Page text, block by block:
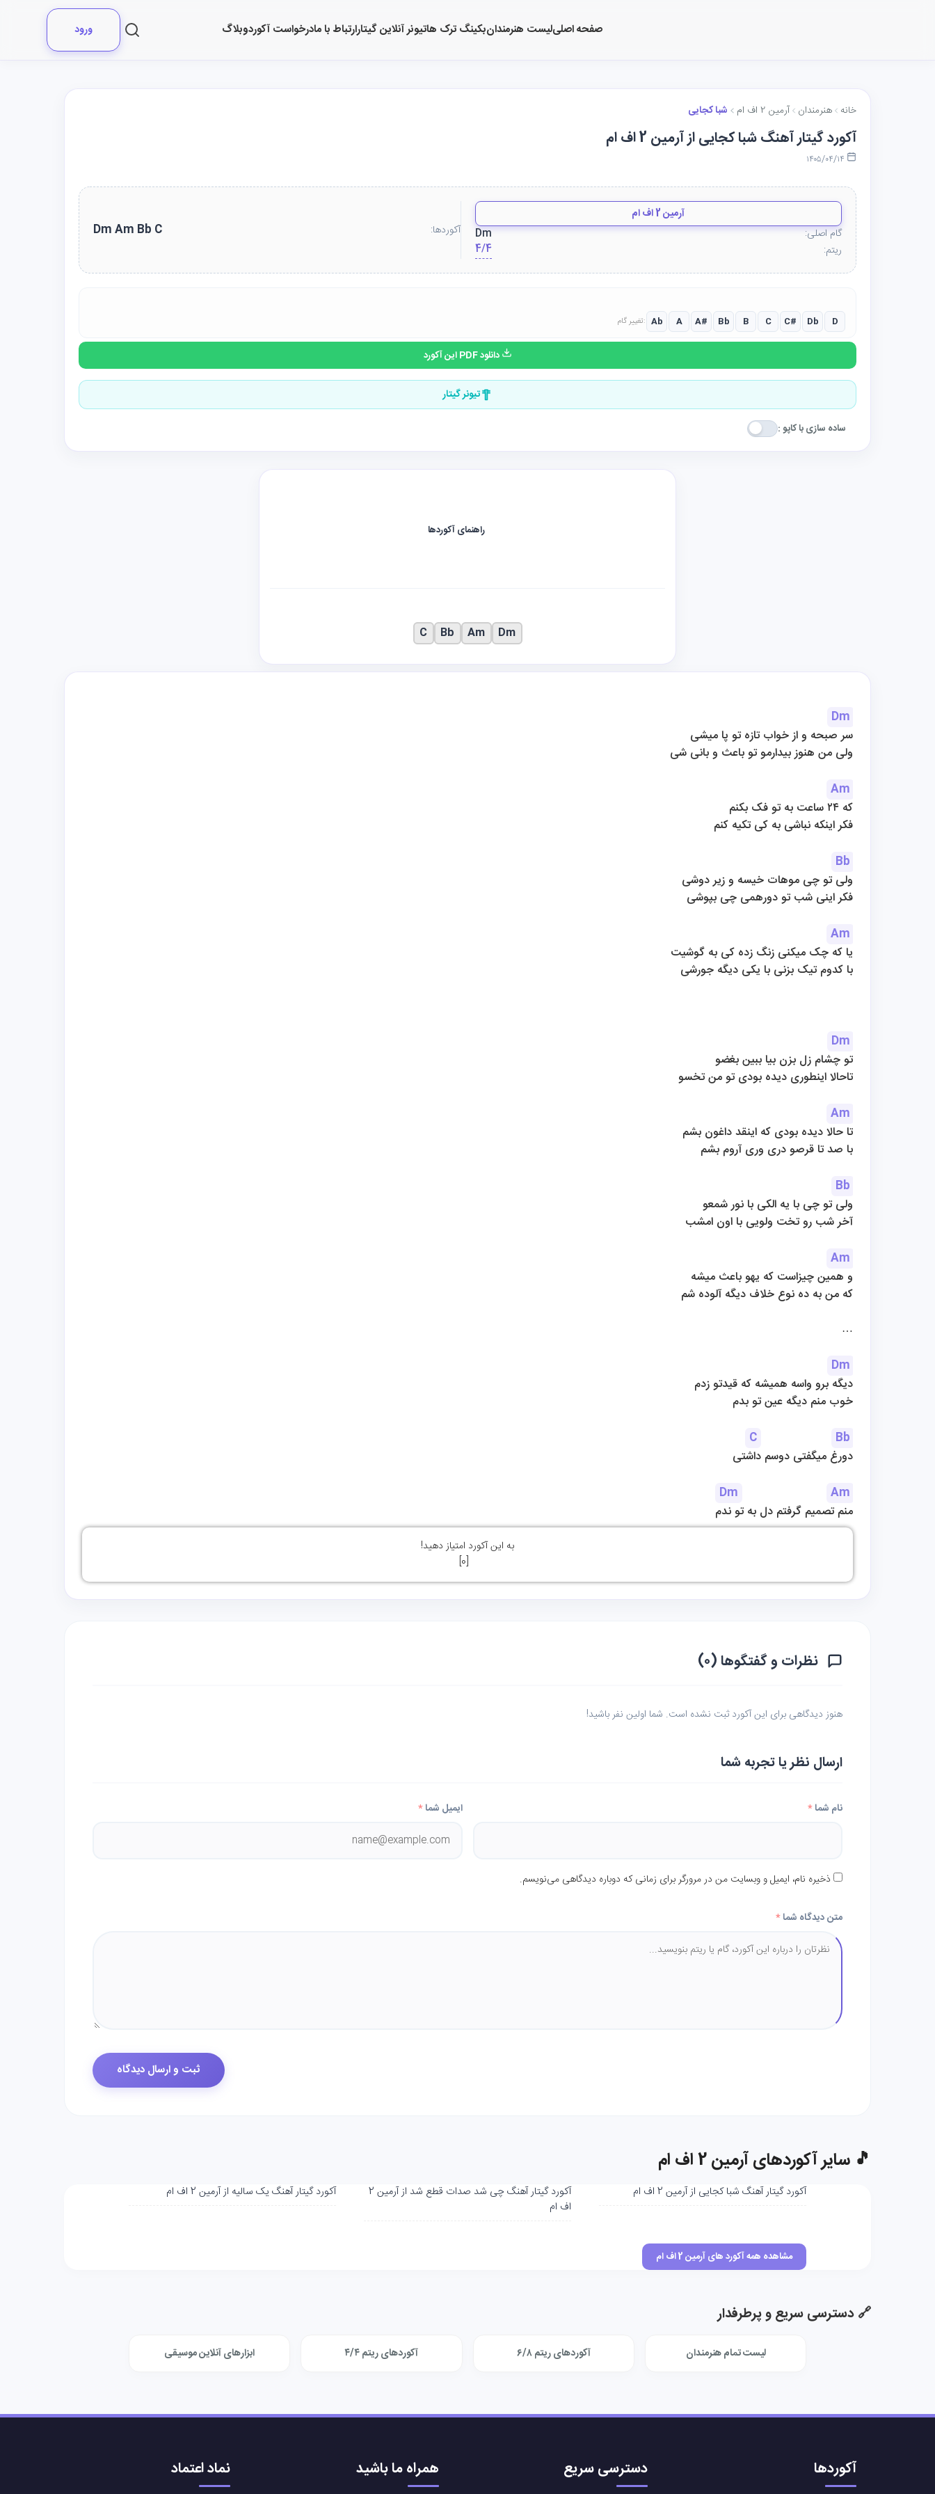
صفحه اصلیلیست هنرمندانبکینگ ترک هاتیونر آنلاین گیتارارتباط با مادرخواست آکوردوبلاگ ورود
خانه هنرمندان آرمین 2 اف ام شبا کجایی
آکورد گیتار آهنگ شبا کجایی از آرمین 2 اف ام
آرمین 2 اف ام
گام اصلی:
Dm
ریتم:
4/4
آکوردها: Dm Am Bb C
تغییر گام: Ab A A# Bb B C C# Db D
دانلود PDF این آکورد
تیونر گیتار
ساده سازی با کاپو :
Dm
سر صبحه و از خواب تازه تو پا میشی
ولی من هنوز بیدارمو تو باعث و بانی شی
Am
که ۲۴ ساعت به تو فک بکنم
فکر اینکه نباشی به کی تکیه کنم
Bb
ولی تو چی موهات خیسه و زیر دوشی
فکر اینی شب تو دورهمی چی بپوشی
Am
یا که چک میکنی زنگ زده کی به گوشیت
با کدوم تیک بزنی با یکی دیگه جورشی
Dm
تو چشام زل بزن بیا ببین بغضو
تاحالا اینطوری دیده بودی تو من تخسو
Am
تا حالا دیده بودی که اینقد داغون بشم
با صد تا قرصو دری وری آروم بشم
Bb
ولی تو چی با یه الکی با نور شمعو
آخر شب رو تخت ولویی با اون امشب
Am
و همین چیزاست که یهو باعث میشه
که من به ده نوع خلاف دیگه آلوده شم
…
Dm
دیگه برو واسه همیشه که قیدتو زدم
خوب منم دیگه عین تو بدم
C
Bb
دورغ میگفتی دوسم داشتی
Dm
Am
منم تصمیم گرفتم دل به تو ندم
به این آکورد امتیاز دهید!
[
0
]
راهنمای آکوردها
Dm
Am
Bb
C
نظرات و گفتگوها (۰)
هنوز دیدگاهی برای این آکورد ثبت نشده است. شما اولین نفر باشید!
ارسال نظر یا تجربه شما
نام شما* ایمیل شما*
ذخیره نام، ایمیل و وبسایت من در مرورگر برای زمانی که دوباره دیدگاهی می‌نویسم.
متن دیدگاه شما*
🎵 سایر آکوردهای آرمین 2 اف ام
آکورد گیتار آهنگ شبا کجایی از آرمین 2 اف ام
آکورد گیتار آهنگ چی شد صدات قطع شد از آرمین 2
اف ام
آکورد گیتار آهنگ یک سالیه از آرمین 2 اف ام
مشاهده همه آکورد های آرمین 2 اف ام
🔗 دسترسی سریع و پرطرفدار
لیست تمام هنرمندان آکوردهای ریتم ۶/۸ آکوردهای ریتم ۴/۴ ابزارهای آنلاین موسیقی
آکوردها دسترسی سریع همراه ما باشید نماد اعتماد